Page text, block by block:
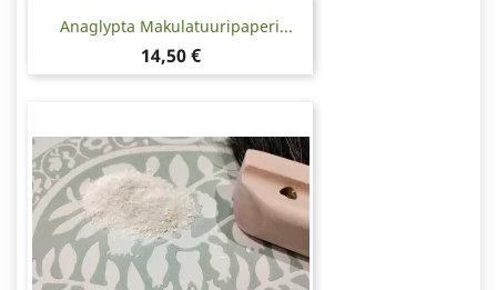
Anaglypta Makulatuuripaperi...
Hinta
14,50 €